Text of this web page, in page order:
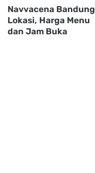
Navvacena Bandung
Lokasi, Harga Menu
dan Jam Buka